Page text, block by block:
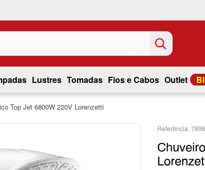
Lustres Tomadas Fios e Cabos Outlet
Top Jet 6800W 220V Lorenzetti